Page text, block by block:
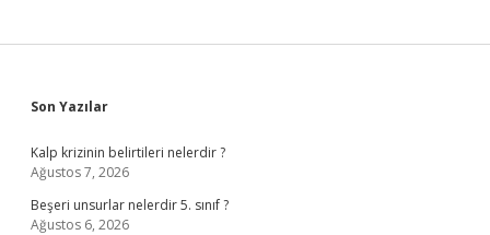
Sidebar
Son Yazılar
Kalp krizinin belirtileri nelerdir ?
Ağustos 7, 2026
Beşeri unsurlar nelerdir 5. sınıf ?
Ağustos 6, 2026